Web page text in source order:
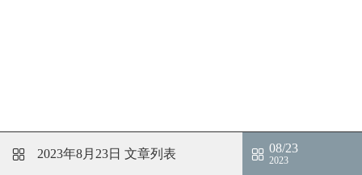
2023年8月23日 文章列表 08/23
2023